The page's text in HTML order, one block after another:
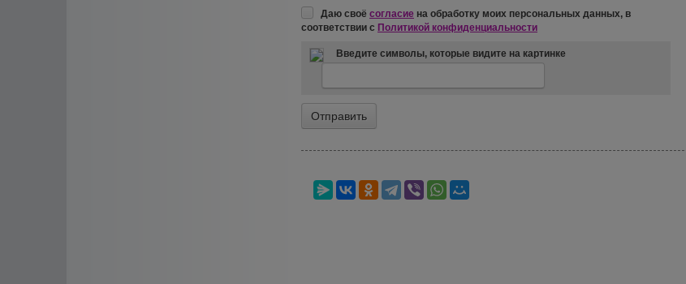
Даю своё согласие на обработку моих персональных данных, в
соответствии с Политикой конфиденциальности
Введите символы, которые видите на картинке